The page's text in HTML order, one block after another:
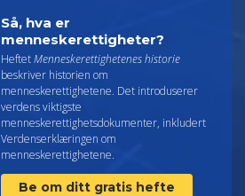
Så, hva er
menneskerettigheter?
HeftetMenneskerettighetenes historie
beskriver historien om
menneskerettighetene. Det introduserer
verdens viktigste
menneskerettighetsdokumenter, inkludert
Verdenserklæringen om
menneskerettighetene.
Be om ditt gratis hefte